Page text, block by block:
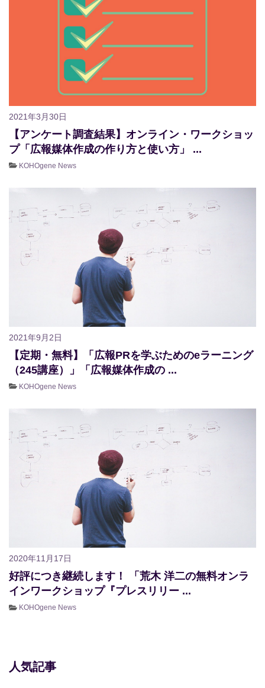
2021年3月30日
【アンケート調査結果】オンライン・ワークショッ
プ「広報媒体作成の作り方と使い方」 ...
KOHOgene News
2021年9月2日
【定期・無料】「広報PRを学ぶためのeラーニング
（245講座）」「広報媒体作成の ...
KOHOgene News
2020年11月17日
好評につき継続します！ 「荒木 洋二の無料オンラ
インワークショップ『プレスリリー ...
KOHOgene News
人気記事